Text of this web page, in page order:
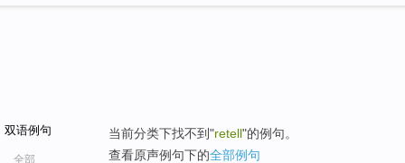
双语例句
全部
当前分类下找不到"retell"的例句。
查看原声例句下的全部例句